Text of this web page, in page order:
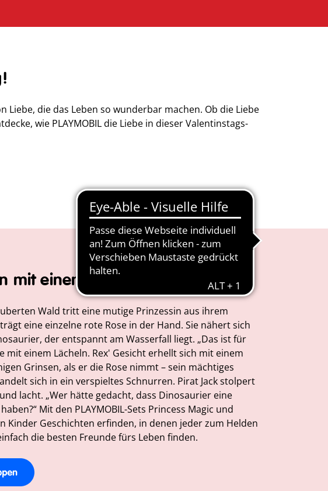
die das Leben so wunderbar machen. Ob die Liebe
wie PLAYMOBIL die Liebe in dieser Valentinstags-
mit einem Twist
Wald tritt eine mutige Prinzessin aus ihrem
eine einzelne rote Rose in der Hand. Sie nähert sich
der entspannt am Wasserfall liegt. „Das ist für
mit einem Lächeln. Rex' Gesicht erhellt sich mit einem
Grinsen, als er die Rose nimmt – sein mächtiges
sich in ein verspieltes Schnurren. Pirat Jack stolpert
lacht. „Wer hätte gedacht, dass Dinosaurier eine
Mit den PLAYMOBIL-Sets Princess Magic und
Kinder Geschichten erfinden, in denen jeder zum Helden
die besten Freunde fürs Leben finden.